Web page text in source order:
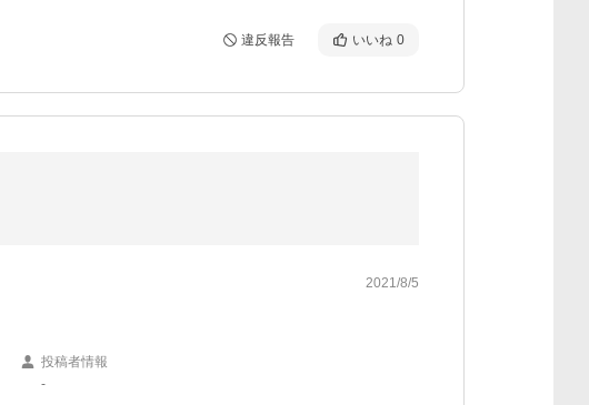
違反報告 いいね 0
2021/8/5
投稿者情報
-